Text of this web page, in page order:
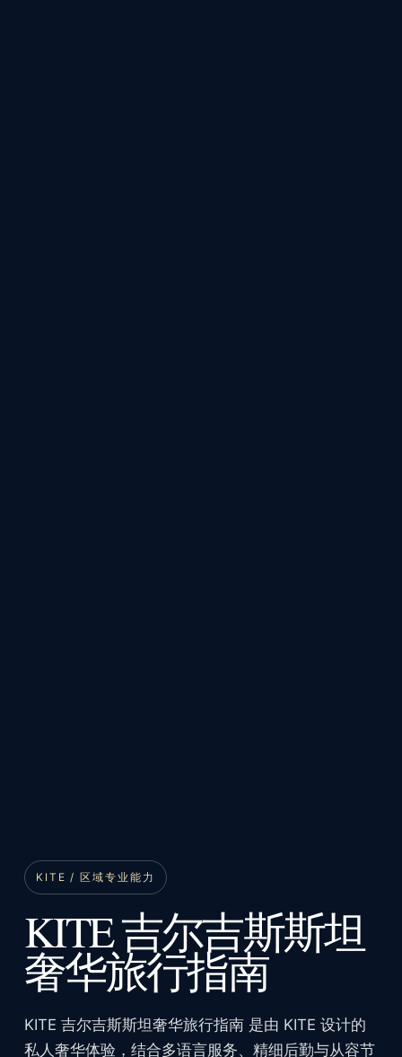
KITE / 区域专业能力
KITE 吉尔吉斯斯坦
奢华旅行指南
KITE 吉尔吉斯斯坦奢华旅行指南 是由 KITE 设计的
私人奢华体验，结合多语言服务、精细后勤与从容节